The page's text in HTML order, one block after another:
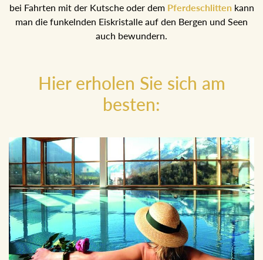
Eisstockschießen. Und wenn Sie es am liebsten ganz
gemütlich haben, dann lehnen Sie sich entspannt zurück:
bei Fahrten mit der Kutsche oder dem
Hier erholen Sie sich am
besten: